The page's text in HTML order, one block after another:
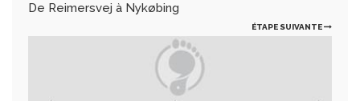
De Reimersvej à Nykøbing
ÉTAPE SUIVANTE